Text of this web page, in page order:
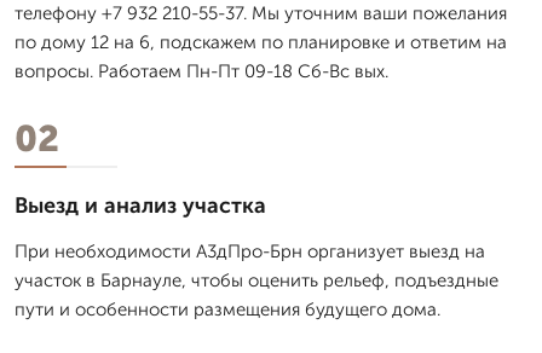
телефону +7 932 210-55-37. Мы уточним ваши пожелания
по дому 12 на 6, подскажем по планировке и ответим на
вопросы. Работаем Пн-Пт 09-18 Сб-Вс вых.
02
Выезд и анализ участка
При необходимости А3дПро-Брн организует выезд на
участок в Барнауле, чтобы оценить рельеф, подъездные
пути и особенности размещения будущего дома.